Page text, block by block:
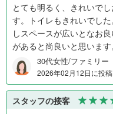
とても明るく、きれいで
す。トイレもきれいでし
しスペースが広いとなお
があると尚良いと思います。
30代女性/ファミリー
2026年02月12日に投稿
スタッフの接客